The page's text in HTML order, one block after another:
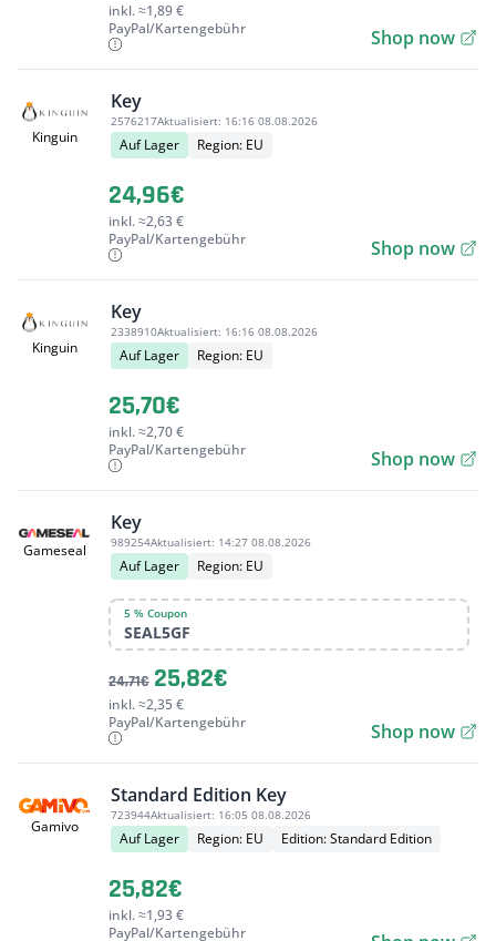
inkl. ≈1,89 €
PayPal/Kartengebühr
Shop now
Kinguin
Key
2576217Aktualisiert: 16:16 08.08.2026
Auf Lager Region: EU
24,96€
inkl. ≈2,63 €
PayPal/Kartengebühr
Shop now
Kinguin
Key
2338910Aktualisiert: 16:16 08.08.2026
Auf Lager Region: EU
25,70€
inkl. ≈2,70 €
PayPal/Kartengebühr
Shop now
Gameseal
Key
989254Aktualisiert: 14:27 08.08.2026
Auf Lager Region: EU
5 % Coupon
SEAL5GF
24,71€ 25,82€
inkl. ≈2,35 €
PayPal/Kartengebühr
Shop now
Gamivo
Standard Edition Key
723944Aktualisiert: 16:05 08.08.2026
Auf Lager Region: EU Edition: Standard Edition
25,82€
inkl. ≈1,93 €
PayPal/Kartengebühr